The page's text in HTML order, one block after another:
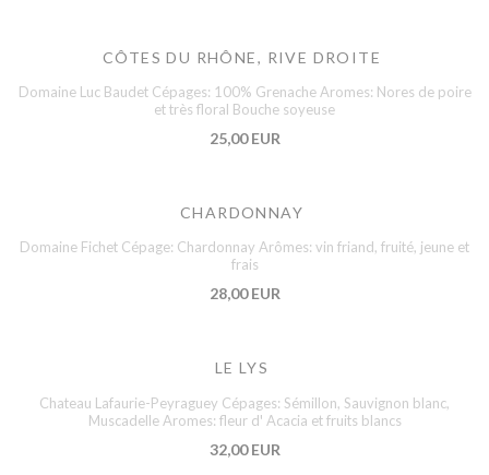
CÔTES DU RHÔNE, RIVE DROITE
Domaine Luc Baudet Cépages: 100% Grenache Aromes: Nores de poire
et très floral Bouche soyeuse
25,00 EUR
CHARDONNAY
Domaine Fichet Cépage: Chardonnay Arômes: vin friand, fruité, jeune et
frais
28,00 EUR
LE LYS
Chateau Lafaurie-Peyraguey Cépages: Sémillon, Sauvignon blanc,
Muscadelle Aromes: fleur d' Acacia et fruits blancs
32,00 EUR